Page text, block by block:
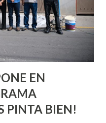
y no puedas esperar para
persona con
cuando ambas partes
EN
PINTA BIEN!